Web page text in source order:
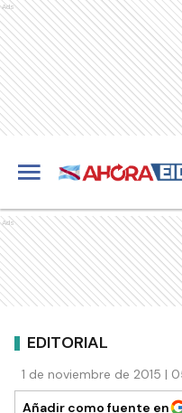
Ads
Ads
EDITORIAL
1 de noviembre de 2015 |
Añadir como fuente en